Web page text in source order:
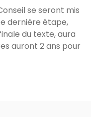
se seront mis
dernière étape,
du texte, aura
auront 2 ans pour